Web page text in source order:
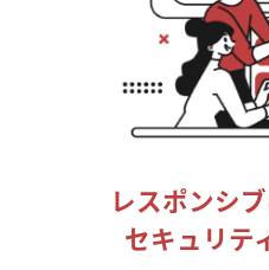
レスポンシ
セキュリテ